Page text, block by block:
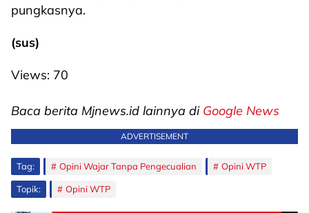
pungkasnya.
(sus)
Views: 70
Baca berita Mjnews.id lainnya di Google News
ADVERTISEMENT
Tag: Opini Wajar Tanpa Pengecualian Opini WTP
Topik: Opini WTP